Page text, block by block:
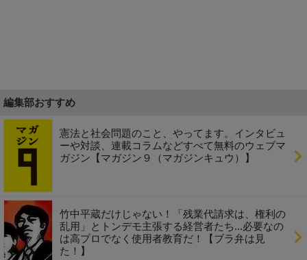
編集部おすすめ
憲法と社会問題のこと、やってます。インタビュ
ーや対談、連載コラムなどすべて無料のウェブマ
ガジン【マガジン９（マガジンキュウ）】
竹中平蔵だけじゃない！「残業代請求は、権利の
乱用」とトンデモ主張する経営者たち...必要なの
は高プロでなく使用者教育だ！【ブラ弁は見
た！】